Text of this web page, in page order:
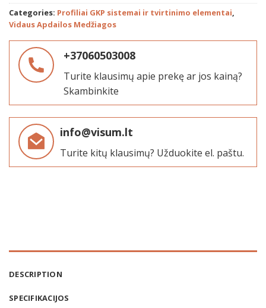
Categories: Profiliai GKP sistemai ir tvirtinimo elementai
Vidaus Apdailos Medžiagos
+37060503008
Turite klausimų apie prekę ar jos kainą?
Skambinkite
info@visum.lt
Turite kitų klausimų? Užduokite el. paštu.
DESCRIPTION
SPECIFIKACIJOS